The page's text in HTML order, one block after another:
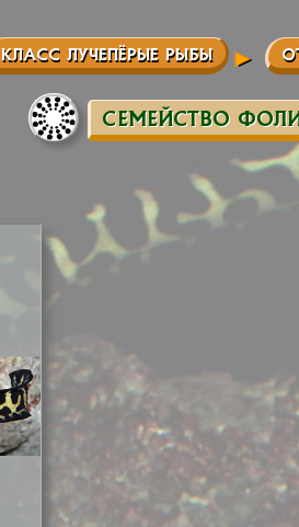
КЛАСС ЛУЧЕПЁРЫЕ РЫБЫ
СЕМЕЙСТВО